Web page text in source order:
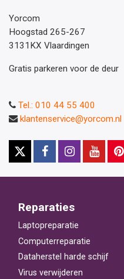
Yorcom
Hoogstad 265-267
3131KX Vlaardingen
Gratis parkeren voor de deur
Tel.: 010 44 55 400
klantenservice@yorcom.nl
Reparaties
Laptopreparatie
Computerreparatie
Dataherstel harde schijf
Virus verwijderen